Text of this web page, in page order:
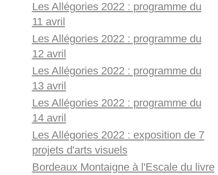
Les Allégories 2022 : programme du
11 avril
Les Allégories 2022 : programme du
12 avril
Les Allégories 2022 : programme du
13 avril
Les Allégories 2022 : programme du
14 avril
Les Allégories 2022 : exposition de 7
projets d'arts visuels
Bordeaux Montaigne à l'Escale du livre